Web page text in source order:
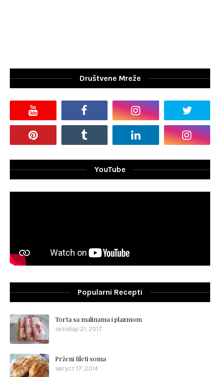
Društvene Mreže
YouTube
Popularni Recepti
Torta sa malinama i plazmom
октобар 21, 2017
Prženi fileti soma
август 17, 2014